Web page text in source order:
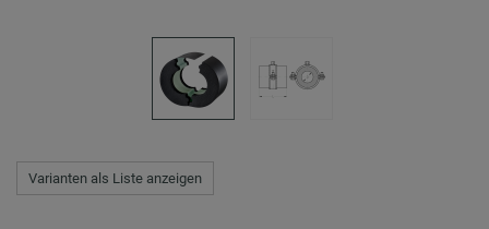
Varianten als Liste anzeigen